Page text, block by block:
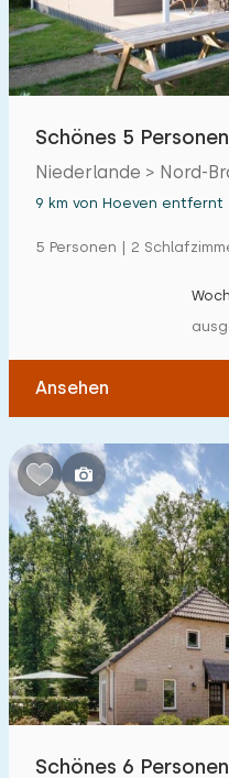
Schönes 5
Niederlande > Nord-
9 km von Hoeven entfernt
5 Personen | 2
Ansehen
Schönes 6